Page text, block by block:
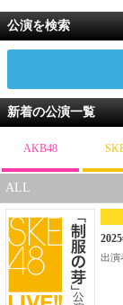
公演を検索
新着の公演一覧
AKB48
ALL
出演